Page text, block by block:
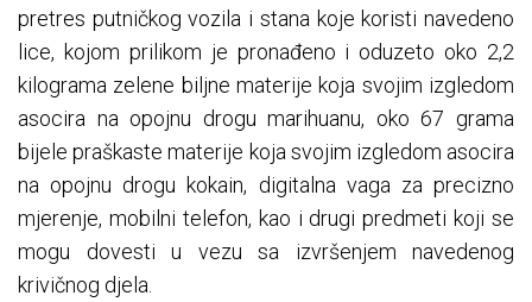
pretres putničkog vozila i stana koje koristi navedeno
lice, kojom prilikom je pronađeno i oduzeto oko 2,2
kilograma zelene biljne materije koja svojim izgledom
asocira na opojnu drogu marihuanu, oko 67 grama
bijele praškaste materije koja svojim izgledom asocira
na opojnu drogu kokain, digitalna vaga za precizno
mjerenje, mobilni telefon, kao i drugi predmeti koji se
mogu dovesti u vezu sa izvršenjem navedenog
krivičnog djela.